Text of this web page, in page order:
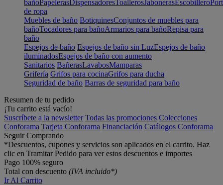
bañoPapelerasDispensadoresToallerosJabonerasEscobillero
de ropa
Muebles de baño BotiquinesConjuntos de muebles para
bañoTocadores para bañoArmarios para bañoRepisa para
baño
Espejos de baño Espejos de baño sin LuzEspejos de baño
iluminadosEspejos de baño con aumento
Sanitarios BañerasLavabosMamparas
Grifería Grifos para cocinaGrifos para ducha
Seguridad de baño Barras de seguridad para baño
Resumen de tu pedido
¡Tu carrito está vacío!
Suscríbete a la newsletter Todas las promociones Colecciones
Conforama Tarjeta Conforama Financiación Catálogos Conforama
Seguir Comprando
*Descuentos, cupones y servicios son aplicados en el carrito. Haz
clic en Tramitar Pedido para ver estos descuentos e importes
Pago 100% seguro
Total con descuento (IVA incluido*)
Ir Al Carrito